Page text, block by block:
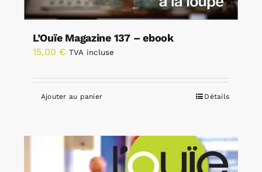
L’Ouïe Magazine 137 – ebook
15,00 € TVA incluse
Ajouter au panier Détails